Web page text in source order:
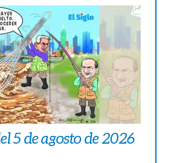
5 de agosto de 2026